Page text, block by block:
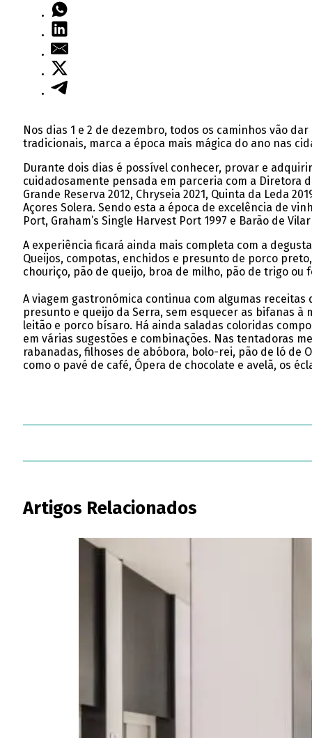
Nos dias 1 e 2 de dezembro, todos os caminhos vão
tradicionais, marca a época mais mágica do ano nas
Durante dois dias é possível conhecer, provar e
cuidadosamente pensada em parceria com a Diretora
Grande Reserva 2012, Chryseia 2021, Quinta da Leda
Açores Solera. Sendo esta a época de excelência de
Port, Graham’s Single Harvest Port 1997 e Barão de
A experiência ficará ainda mais completa com a
Queijos, compotas, enchidos e presunto de porco
chouriço, pão de queijo, broa de milho, pão de trigo ou
A viagem gastronómica continua com algumas
presunto e queijo da Serra, sem esquecer as bifanas
leitão e porco bísaro. Há ainda saladas coloridas
em várias sugestões e combinações. Nas tentadoras
rabanadas, filhoses de abóbora, bolo-rei, pão de ló de
como o pavé de café, Ópera de chocolate e avelã, os
Artigos Relacionados